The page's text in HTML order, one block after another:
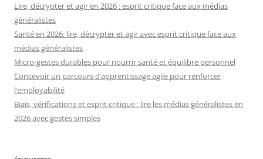
Lire, décrypter et agir en 2026 : esprit critique face aux médias
généralistes
Santé en 2026: lire, décrypter et agir avec esprit critique face aux
médias généralistes
Micro-gestes durables pour nourrir santé et équilibre personnel
Concevoir un parcours d’apprentissage agile pour renforcer
l’employabilité
Biais, vérifications et esprit critique : lire les médias généralistes en
2026 avec gestes simples